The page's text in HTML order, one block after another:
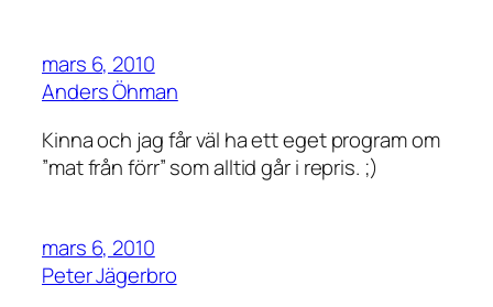
mars 6, 2010
Anders Öhman
Kinna och jag får väl ha ett eget program om
”mat från förr” som alltid går i repris. ;)
mars 6, 2010
Peter Jägerbro